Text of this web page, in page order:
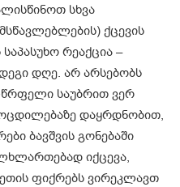
სხვა
ქცევის
რეაქცია –
დღე. არ არსებობს
საუბრით ვერ
დაყრდნობით,
ბავშვის გონებაში
იქცევა,
ფიქრებს ვირეკლავთ